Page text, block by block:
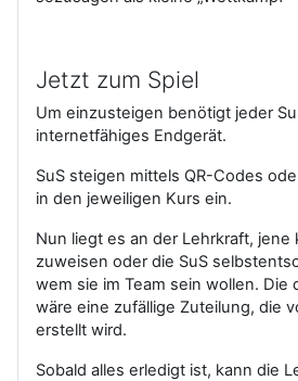
Jetzt zum Spiel
Um einzusteigen benötigt jeder
internetfähiges Endgerät.
SuS steigen mittels QR-Codes
in den jeweiligen Kurs ein.
Nun liegt es an der Lehrkraft, jene
zuweisen oder die SuS
wem sie im Team sein wollen. Die
wäre eine zufällige Zuteilung, die
erstellt wird.
Sobald alles erledigt ist, kann die